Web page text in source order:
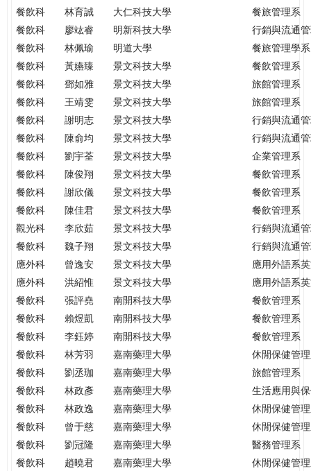
餐飲科 林育誠 大仁科技大學
餐旅管理系
餐飲科
廖竑睿 明新科技大學
行銷與流通
餐飲科
林佩瑜 明道大學
餐旅管理學系
餐飲科
黃嬿臻 景文科技大學
餐飲管理系
餐飲科
鄧如雅 景文科技大學
旅館管理系
餐飲科
王靖雯 景文科技大學
旅館管理系
餐飲科
謝明志 景文科技大學
行銷與流通
餐飲科
陳俞均 景文科技大學
行銷與流通
餐飲科
劉宇荃 景文科技大學
企業管理系
餐飲科
陳俊翔 景文科技大學
餐飲管理系
餐飲科
謝欣儀 景文科技大學
餐飲管理系
餐飲科
陳佳君 景文科技大學
餐飲管理系
觀光科
李欣茹 景文科技大學
行銷與流通
餐飲科
魏子翔 景文科技大學
行銷與流通
應外科
曾逸安 景文科技大學
應用外語系
應外科
洪紹惟 景文科技大學
應用外語系
餐飲科
張評堯 南開科技大學
餐飲管理系
餐飲科
賴煜凱 南開科技大學
餐飲管理系
餐飲科
李鈺婷 南開科技大學
餐飲管理系
餐飲科
林芳羽 嘉南藥理大學
休閒保健管
餐飲科
劉丞珈 嘉南藥理大學
旅館管理系
餐飲科
林政彥 嘉南藥理大學
生活應用與
餐飲科
林政逸 嘉南藥理大學
休閒保健管
餐飲科
曾于慈 嘉南藥理大學
休閒保健管
餐飲科
劉冠隆 嘉南藥理大學
醫務管理系
餐飲科
趙曉君 嘉南藥理大學
休閒保健管